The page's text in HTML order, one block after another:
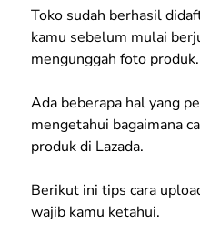
Toko sudah berhasil
kamu sebelum mulai
mengunggah foto produk.
Ada beberapa hal yang
mengetahui bagaimana
produk di Lazada.
Berikut ini tips cara
wajib kamu ketahui.